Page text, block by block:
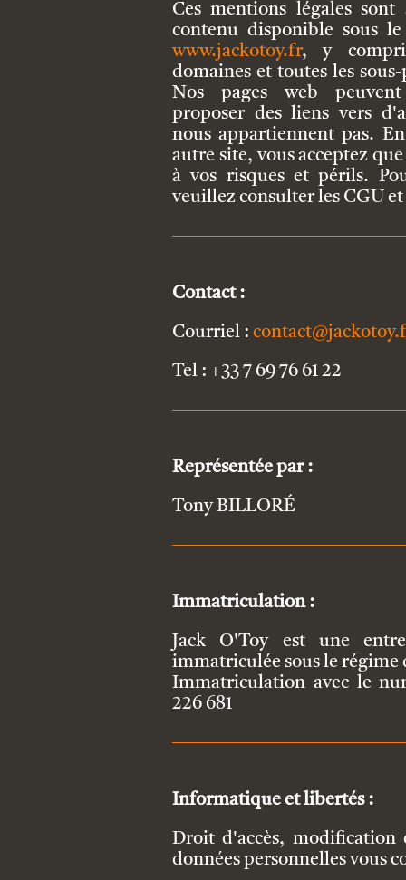
Ces mentions légales
contenu disponible sous
www.jackotoy.fr, y
domaines et toutes les
Nos pages web
proposer des liens vers
nous appartiennent pas.
autre site, vous acceptez
à vos risques et périls.
veuillez consulter les CGU
Contact :
Courriel :
Tel : +33 7 69 76 61 22
Représentée par :
Tony BILLORÉ
Immatriculation :
Jack O'Toy est une
immatriculée sous le régime
Immatriculation avec le
226 681
Informatique et libertés :
Droit d'accès, modification
données personnelles vous